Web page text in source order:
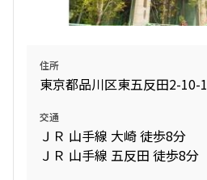
住所
東京都品川区東五反田2-10-1
交通
ＪＲ 山手線 大崎 徒歩8分
ＪＲ 山手線 五反田 徒歩8分